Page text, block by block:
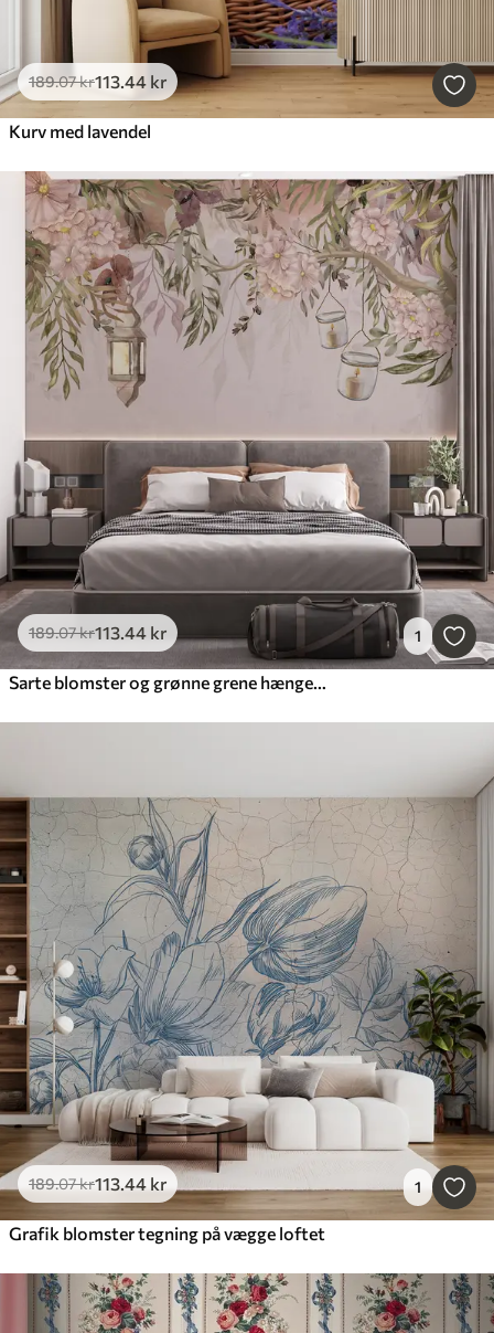
189.07kr113.44 kr
Kurv med lavendel
189.07kr113.44 kr 1
Sarte blomster og grønne grene hænger nedad
189.07kr113.44 kr 1
Grafik blomster tegning på vægge loftet